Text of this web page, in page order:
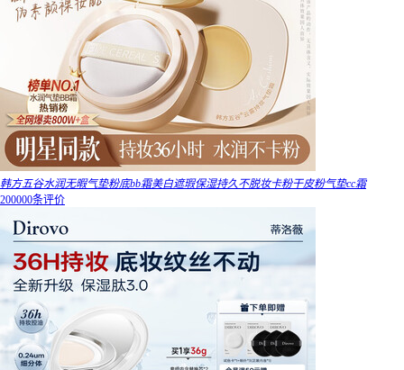
韩方五谷水润无暇气垫粉底bb霜美白遮瑕保湿持久不脱妆卡粉干皮粉气垫cc霜
200000条评价